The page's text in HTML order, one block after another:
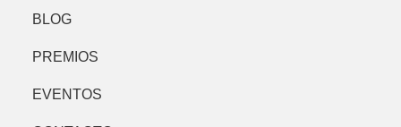
BLOG
PREMIOS
EVENTOS